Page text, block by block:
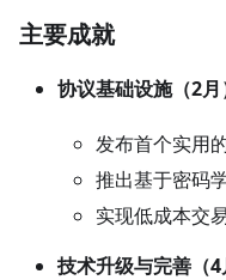
主要成就
协议基础设施（2月
发布首个实用
推出基于密码
实现低成本交
技术升级与完善（4